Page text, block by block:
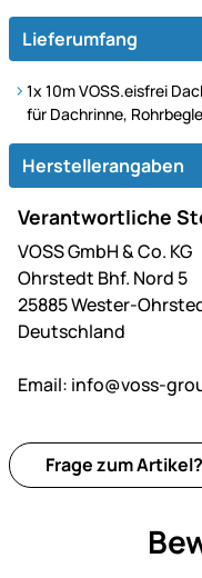
Lieferumfang
1x 10m VOSS.eisfrei
für Dachrinne,
Herstellerangaben
Verantwortliche
VOSS GmbH & Co. KG
Ohrstedt Bhf. Nord 5
25885 Wester-
Deutschland
Email: info@voss-
Frage zum Artikel?